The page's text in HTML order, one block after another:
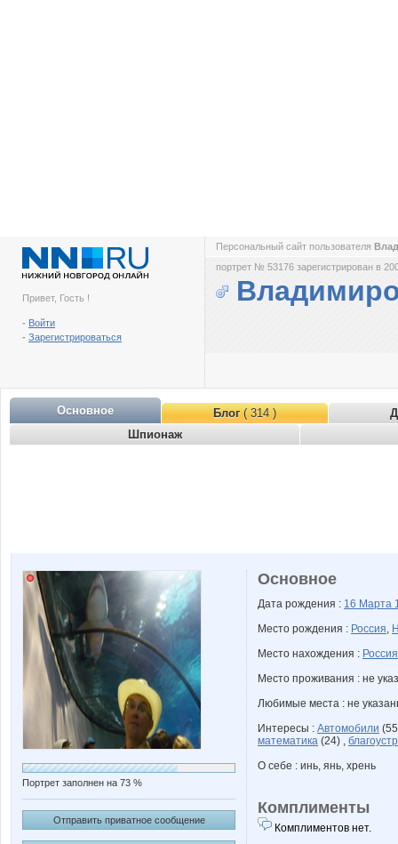
Привет, Гость !
- Войти
- Зарегистрироваться
Персональный сайт пользователя
портрет № 53176 зарегистрирован в
Основное Блог( 314 )
Шпионаж
Портрет заполнен на 73 %
Отправить приватное сообщение
Основное
Дата рождения : 16 Марта
Место рождения : Россия,
Место нахождения : Россия
Место проживания : не
Любимые места : не
Интересы : Автомобили
математика (24) ,
О себе : инь, янь, хрень
Комплименты
Комплиментов нет.